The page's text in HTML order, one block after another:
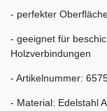
- perfekter
- geeignet für
Holzverbindungen
- Artikelnummer:
- Material: Edelstahl